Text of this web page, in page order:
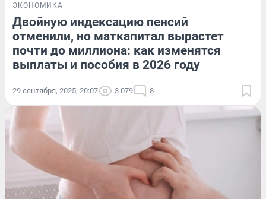
ЭКОНОМИКА
Двойную индексацию пенсий
отменили, но маткапитал вырастет
почти до миллиона: как изменятся
выплаты и пособия в 2026 году
29 сентября, 2025, 20:07 3 079 8